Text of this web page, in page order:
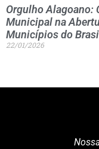
Orgulho Alagoano:
Municipal na
Municípios do
22/01/2026